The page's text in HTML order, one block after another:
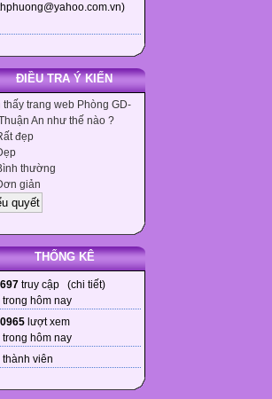
ĐIỀU TRA Ý KIẾN
thấy trang web Phòng GD-
An như thế nào ?
đẹp
thường
giản
THỐNG KÊ
truy cập (chi tiết)
trong hôm nay
lượt xem
trong hôm nay
thành viên